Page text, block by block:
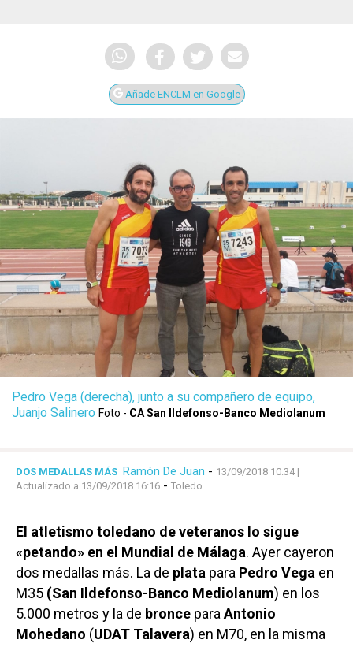
Añade ENCLM en Google
Pedro Vega (derecha), junto a su compañero de equipo,
Juanjo Salinero Foto - CA San Ildefonso-Banco Mediolanum
DOS MEDALLAS MÁS Ramón De Juan - 13/09/2018 10:34|
Actualizado a 13/09/2018 16:16 - Toledo
El atletismo toledano de veteranos lo sigue
«petando» en el Mundial de Málaga. Ayer cayeron
dos medallas más. La de plata para Pedro Vega en
M35 (San Ildefonso-Banco Mediolanum) en los
5.000 metros y la de bronce para Antonio
Mohedano (UDAT Talavera) en M70, en la misma